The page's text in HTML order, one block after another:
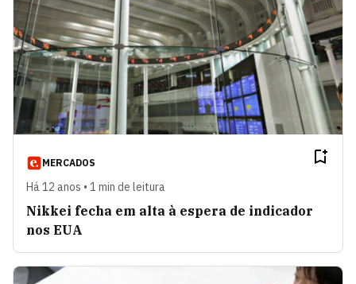
MERCADOS
Há 12 anos • 1 min de leitura
Nikkei fecha em alta à espera de indicador
nos EUA